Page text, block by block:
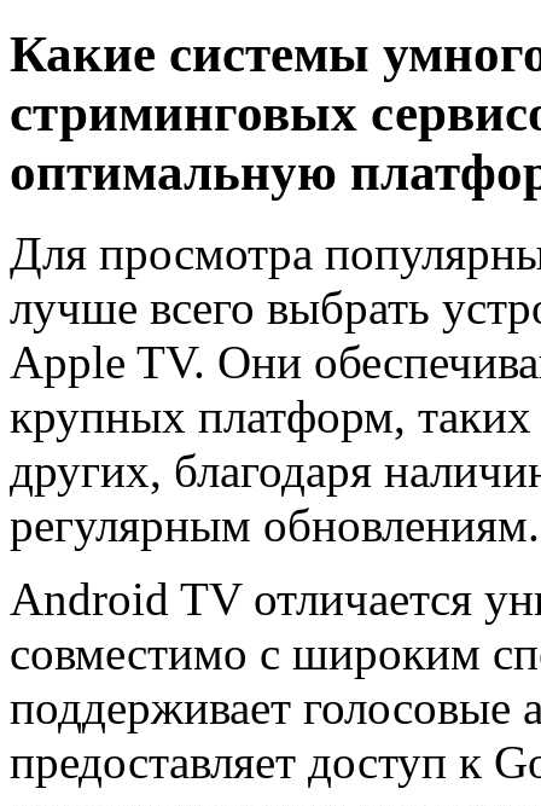
Какие системы
стриминговых
оптимальную
Для просмотра
лучше всего выбрать
Apple TV. Они
крупных платформ,
других, благодаря
регулярным обновлениям.
Android TV отличается
совместимо с широким
поддерживает голосовые
предоставляет доступ к